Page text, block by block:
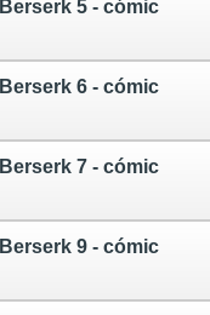
5 - cómic
6 - cómic
7 - cómic
9 - cómic